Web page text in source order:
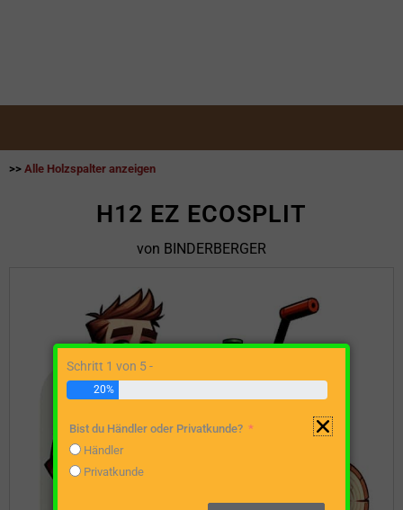
>> Alle Holzspalter anzeigen
H12 EZ ECOSPLIT
von BINDERBERGER
Schritt 1 von 5 -
20%
Bist du Händler oder Privatkunde?
Händler
Privatkunde